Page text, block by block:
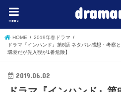
menu
HOME
2019年春ドラマ
ドラマ『インハンド』第8話 ネタバレ感想・考察
環境だが先入観が1番危険】
2019.06.02